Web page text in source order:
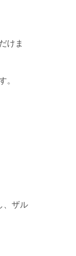
けま
。
、ザル